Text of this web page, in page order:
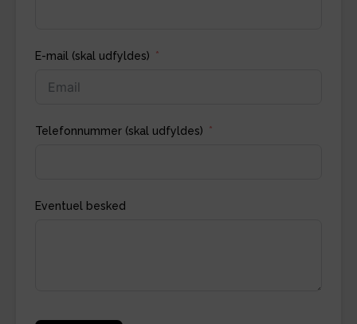
E-mail (skal udfyldes)
Telefonnummer (skal udfyldes)
Eventuel besked